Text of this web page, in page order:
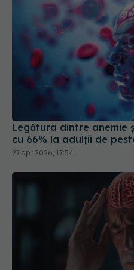
Legătura dintre anemie
cu 66% la adulții de
27 apr 2026, 17:54